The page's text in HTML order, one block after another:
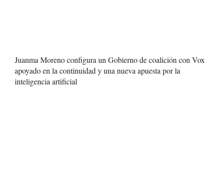
Juanma Moreno configura un Gobierno de coalición con Vox
apoyado en la continuidad y una nueva apuesta por la
inteligencia artificial